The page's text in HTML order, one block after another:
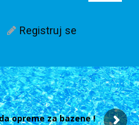
Registruj se
opreme za bazene !